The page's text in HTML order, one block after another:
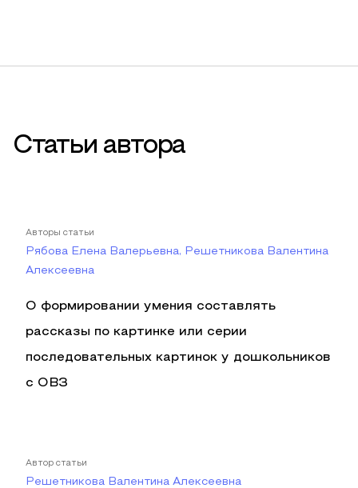
Статьи автора
Авторы статьи
Рябова Елена Валерьевна, Решетникова Валентина
Алексеевна
О формировании умения составлять
рассказы по картинке или серии
последовательных картинок у дошкольников
с ОВЗ
Автор статьи
Решетникова Валентина Алексеевна